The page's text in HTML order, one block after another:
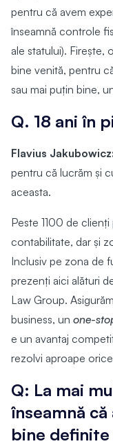
pentru că avem
înseamnă controle
ale statului). Firește,
bine venită, pentru
sau mai puțin bine,
Q. 18 ani în
Flavius
pentru că lucrăm și
aceasta.
Peste 1100 de
contabilitate, dar și
Inclusiv pe zona de
prezenți aici alături
Law Group.
business, un one-
e un avantaj
rezolvi aproape
Q: La mai
înseamnă
bine